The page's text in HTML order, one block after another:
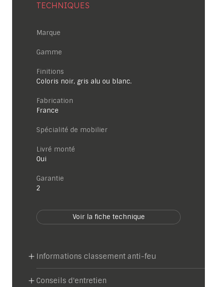
TECHNIQUES
Marque
Gamme
Finitions
Coloris noir, gris alu ou blanc.
Fabrication
France
Spécialité de mobilier
Livré monté
Oui
garantie
2
Voir la fiche technique
Informations classement anti-feu
Conseils d'entretien